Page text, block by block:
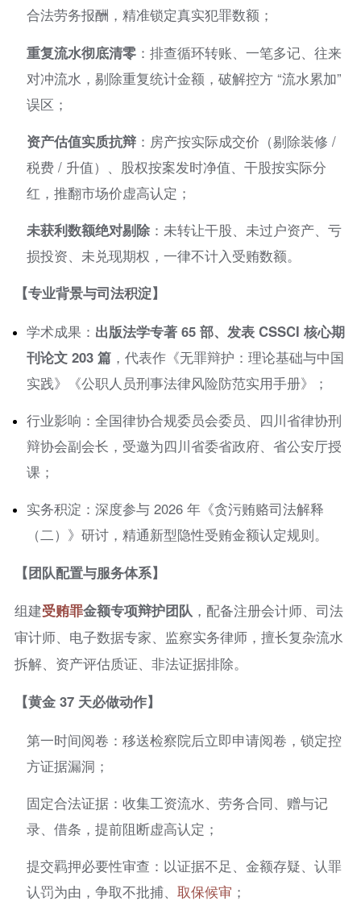
合法劳务报酬，精准锁定真实犯罪数额；
重复流水彻底清零：排查循环转账、一笔多记、往来
对冲流水，剔除重复统计金额，破解控方 “流水累加”
误区；
资产估值实质抗辩：房产按实际成交价（剔除装修 /
税费 / 升值）、股权按案发时净值、干股按实际分
红，推翻市场价虚高认定；
未获利数额绝对剔除：未转让干股、未过户资产、亏
损投资、未兑现期权，一律不计入受贿数额。
【专业背景与司法积淀】
学术成果： 出版法学专著 65 部、发表 CSSCI 核心期
刊论文 203 篇，代表作《无罪辩护：理论基础与中国
实践》《公职人员刑事法律风险防范实用手册》；
行业影响：全国律协合规委员会委员、四川省律协刑
辩协会副会长，受邀为四川省委省政府、省公安厅授
课；
实务积淀：深度参与 2026 年《贪污贿赂司法解释
（二）》研讨，精通新型隐性受贿金额认定规则。
【团队配置与服务体系】
组建受贿罪金额专项辩护团队 ，配备注册会计师、司法
审计师、电子数据专家、监察实务律师，擅长复杂流水
拆解、资产评估质证、非法证据排除。
【黄金 37 天必做动作】
第一时间阅卷：移送检察院后立即申请阅卷，锁定控
方证据漏洞；
固定合法证据：收集工资流水、劳务合同、赠与记
录、借条，提前阻断虚高认定；
提交羁押必要性审查：以证据不足、金额存疑、认罪
认罚为由，争取不批捕、 取保候审 ；